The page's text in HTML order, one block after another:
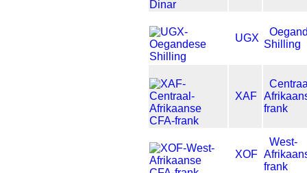
UGX
Shilling
XAF
frank
XOF
West-
frank